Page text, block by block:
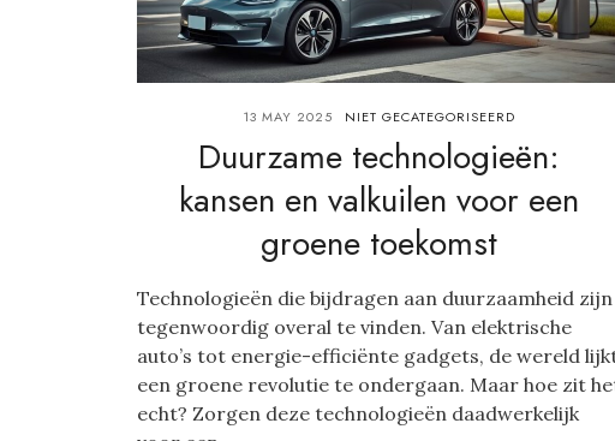
13 MAY 2025 NIET GECATEGORISEERD
Duurzame technologieën:
kansen en valkuilen voor een
groene toekomst
Technologieën die bijdragen aan duurzaamheid zijn
tegenwoordig overal te vinden. Van elektrische
auto’s tot energie-efficiënte gadgets, de wereld
een groene revolutie te ondergaan. Maar hoe zit
echt? Zorgen deze technologieën daadwerkelijk